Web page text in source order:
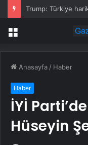
Menü
Anasayfa / Haber
Haber
İYİ
Hüseyin